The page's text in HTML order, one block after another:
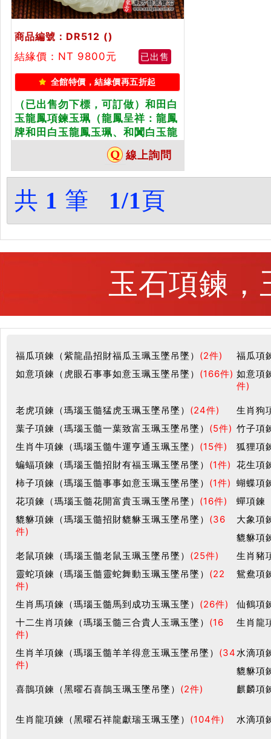
商品編號：DR512 ()
結緣價：NT 9800元
已出售
全館特價，結緣價再五折起
（已出售勿下標，可訂做）和田白
玉龍鳳項鍊玉珮（龍鳳呈祥：龍鳳
牌和田白玉龍鳳玉珮、和闐白玉龍
鳳玉墜）。天然和田白玉和闐白玉
龍鳳，DR512。客製化訂做各種和
田白玉和闐白玉龍鳳吊墜玉珮項
鍊。★附東方翡翠寶石保證卡
線上詢問
共 1 筆 1/1頁
玉石項鍊
福瓜項鍊（紫龍晶招財福瓜玉珮玉墜吊墜） (2件)
福瓜項
如意項鍊（虎眼石事事如意玉珮玉墜吊墜） (166件) 如意項
件)
老虎項鍊（瑪瑙玉髓猛虎玉珮玉墜吊墜） (24件)
生肖狗
葉子項鍊（瑪瑙玉髓一葉致富玉珮玉墜吊墜） (5件) 竹子項
生肖牛項鍊（瑪瑙玉髓牛運亨通玉珮玉墜） (15件)
狐狸項
蝙蝠項鍊（瑪瑙玉髓招財有福玉珮玉墜吊墜） (1件) 花生項
柿子項鍊（瑪瑙玉髓事事如意玉珮玉墜吊墜） (1件) 蝴蝶項
花項鍊（瑪瑙玉髓花開富貴玉珮玉墜吊墜） (16件)
蟬項鍊
貔貅項鍊（瑪瑙玉髓招財貔貅玉珮玉墜吊墜） (36
件)
大象項
貔貅項
老鼠項鍊（瑪瑙玉髓老鼠玉珮玉墜吊墜） (25件)
生肖豬
靈蛇項鍊（瑪瑙玉髓靈蛇舞動玉珮玉墜吊墜） (22
件)
鴛鴦項
生肖馬項鍊（瑪瑙玉髓馬到成功玉珮玉墜） (26件)
仙鶴項
十二生肖項鍊（瑪瑙玉髓三合貴人玉珮玉墜） (16
件)
生肖龍
生肖羊項鍊（瑪瑙玉髓羊羊得意玉珮玉墜吊墜） (34
件)
水滴項
貔貅項
喜鵲項鍊（黑曜石喜鵲玉珮玉墜吊墜） (2件) 麒麟項
生肖龍項鍊（黑曜石祥龍獻瑞玉珮玉墜） (104件) 水滴項